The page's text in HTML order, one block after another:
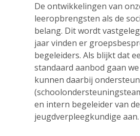
De ontwikkelingen van
leeropbrengsten als de
belang. Dit wordt
jaar vinden er
begeleiders. Als blijkt dat
standaard aanbod gaan
kunnen daarbij
en intern begeleider van
jeugdverpleegkundige